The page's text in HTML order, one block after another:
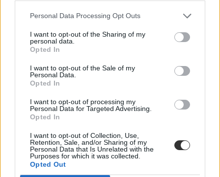
Personal Data Processing Opt Outs
I want to opt-out of the Sharing of my
personal data.
Opted In
I want to opt-out of the Sale of my
Personal Data.
Opted In
I want to opt-out of processing my
Personal Data for Targeted Advertising.
Opted In
I want to opt-out of Collection, Use,
Retention, Sale, and/or Sharing of my
Personal Data that Is Unrelated with the
Purposes for which it was collected.
Opted Out
Nem engedte iskolába a lányát, többéves
börtönbüntetést kaphat
Megharagudott a tanárokra, ezért hetek óta nem engedi iskolába 16
éves lányát egy brit nő.